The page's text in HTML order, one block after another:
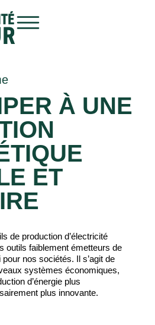
À UNE
ET
de production d’électricité
outils faiblement émetteurs de
nos sociétés. Il s’agit de
systèmes économiques,
d’énergie plus
plus innovante.